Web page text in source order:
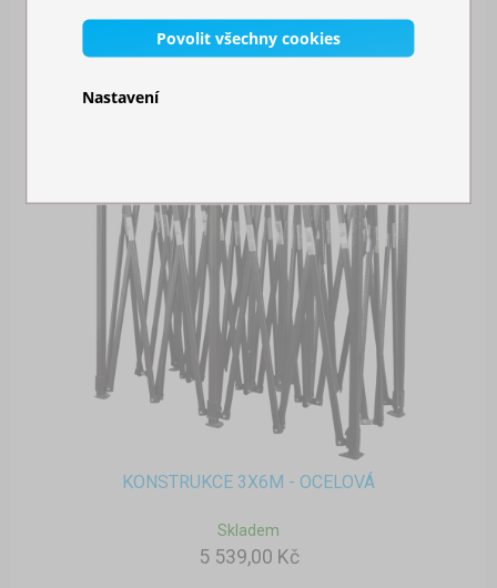
KONSTRUKCE 3X6M - OCELOVÁ
Skladem
5 539,00 Kč
Povolit všechny cookies
Nastavení